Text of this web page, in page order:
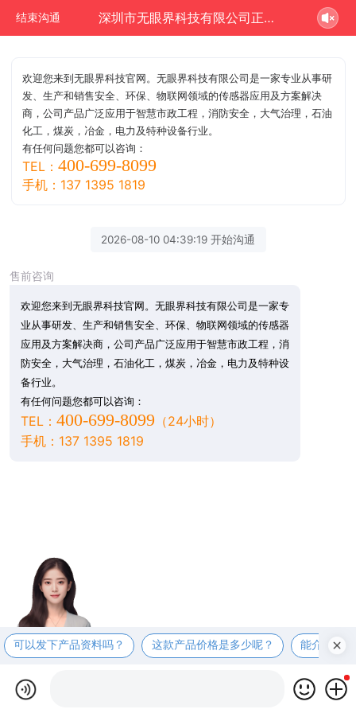
结束沟通 深圳市无眼界科技有限公司正在为您服务
欢迎您来到无眼界科技官网。无眼界科技有限公司是一家专业从事研
发、生产和销售安全、环保、物联网领域的传感器应用及方案解决
商，公司产品广泛应用于智慧市政工程，消防安全，大气治理，石油
化工，煤炭，冶金，电力及特种设备行业。
有任何问题您都可以咨询：
TEL：400-699-8099
手机：137 1395 1819
2026-08-10 04:39:19 开始沟通
售前咨询
欢迎您来到无眼界科技官网。无眼界科技有限公司是一家专
业从事研发、生产和销售安全、环保、物联网领域的传感器
应用及方案解决商，公司产品广泛应用于智慧市政工程，消
防安全，大气治理，石油化工，煤炭，冶金，电力及特种设
备行业。
有任何问题您都可以咨询：
TEL： 400-699-8099 （24小时）
手机：137 1395 1819
可以发下产品资料吗？ 这款产品价格是多少呢？ 能介绍下